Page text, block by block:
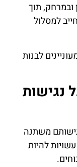
תוך
למסלול
לבנות
נגישות
משתנה
להיות